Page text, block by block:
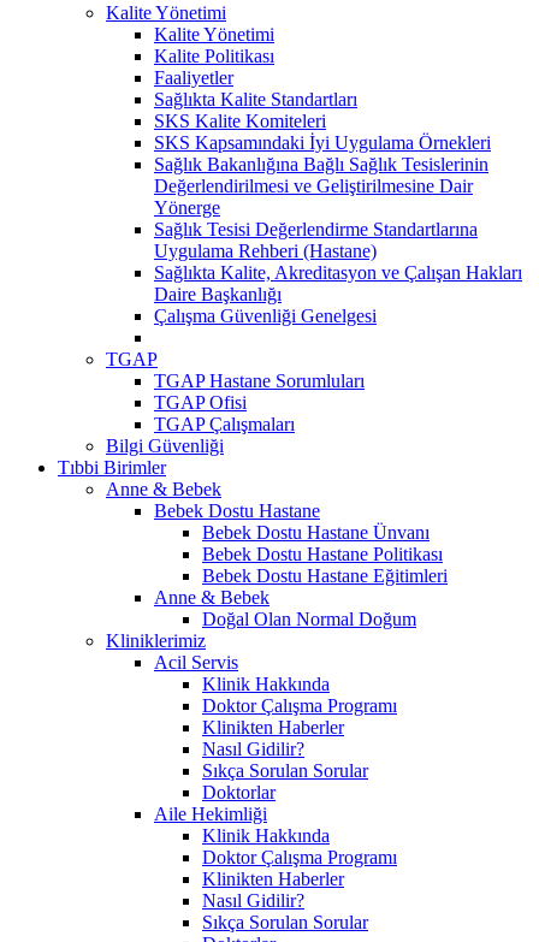
Kalite Yönetimi
Kalite Yönetimi
Kalite Politikası
Faaliyetler
Sağlıkta Kalite Standartları
SKS Kalite Komiteleri
SKS Kapsamındaki İyi Uygulama Örnekleri
Sağlık Bakanlığına Bağlı Sağlık Tesislerinin
Değerlendirilmesi ve Geliştirilmesine Dair
Yönerge
Sağlık Tesisi Değerlendirme Standartlarına
Uygulama Rehberi (Hastane)
Sağlıkta Kalite, Akreditasyon ve Çalışan Hakları
Daire Başkanlığı
Çalışma Güvenliği Genelgesi
TGAP
TGAP Hastane Sorumluları
TGAP Ofisi
TGAP Çalışmaları
Bilgi Güvenliği
Tıbbi Birimler
Anne & Bebek
Bebek Dostu Hastane
Bebek Dostu Hastane Ünvanı
Bebek Dostu Hastane Politikası
Bebek Dostu Hastane Eğitimleri
Anne & Bebek
Doğal Olan Normal Doğum
Kliniklerimiz
Acil Servis
Klinik Hakkında
Doktor Çalışma Programı
Klinikten Haberler
Nasıl Gidilir?
Sıkça Sorulan Sorular
Doktorlar
Aile Hekimliği
Klinik Hakkında
Doktor Çalışma Programı
Klinikten Haberler
Nasıl Gidilir?
Sıkça Sorulan Sorular